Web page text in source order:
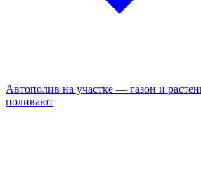
Автополив на участке — газон и
поливают